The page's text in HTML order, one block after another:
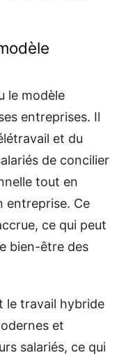
le modèle
entreprises. Il
et du
de concilier
tout en
entreprise. Ce
ce qui peut
bien-être des
le travail hybride
et
salariés, ce qui